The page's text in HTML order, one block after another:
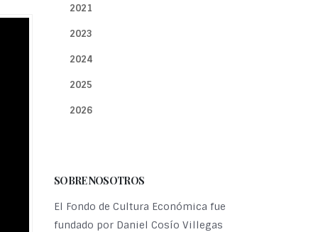
2021
2023
2024
2025
2026
SOBRE NOSOTROS
El Fondo de Cultura Económica fue
fundado por Daniel Cosío Villegas